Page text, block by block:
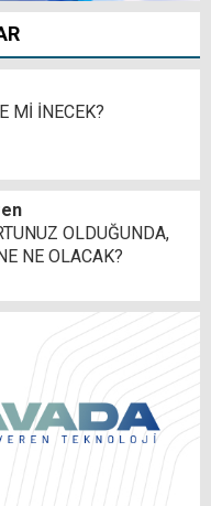
Mİ İNECEK?
OLDUĞUNDA,
NE OLACAK?